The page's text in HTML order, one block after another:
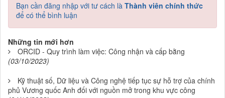
Bạn cần đăng nhập với tư cách là Thành viên chính thức
để có thể bình luận
Những tin mới hơn
ORCID - Quy trình làm việc: Công nhận và cấp bằng
(03/10/2023)
Kỹ thuật số, Dữ liệu và Công nghệ tiếp tục sự hỗ trợ của chính
phủ Vương quốc Anh đối với nguồn mở trong khu vực công